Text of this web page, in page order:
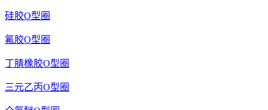
硅胶O型圈
氟胶O型圈
丁腈橡胶O型圈
三元乙丙O型圈